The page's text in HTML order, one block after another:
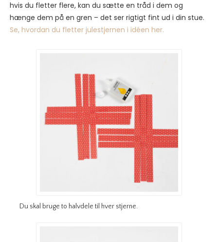
hvis du fletter flere, kan du sætte en tråd i dem og
hænge dem på en gren – det ser rigtigt fint ud i din stue.
Se, hvordan du fletter julestjernen i idéen her.
Du skal bruge to halvdele til hver stjerne.